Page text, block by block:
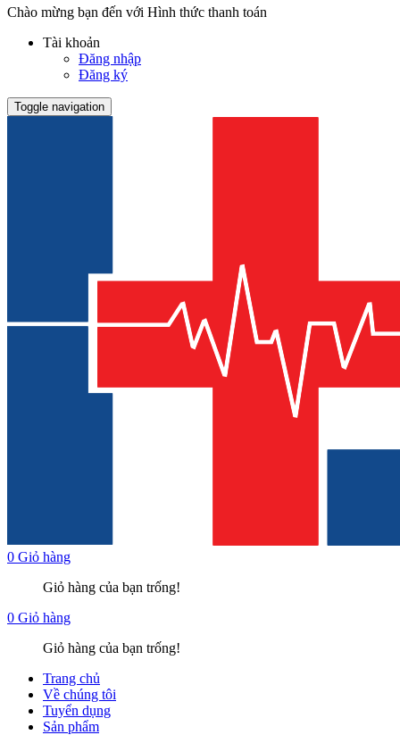
Chào mừng bạn đến với Hình thức thanh toán
Tài khoản
Đăng nhập
Đăng ký
Toggle navigation
0 Giỏ hàng
Giỏ hàng của bạn trống!
0 Giỏ hàng
Giỏ hàng của bạn trống!
Trang chủ
Về chúng tôi
Tuyển dụng
Sản phẩm